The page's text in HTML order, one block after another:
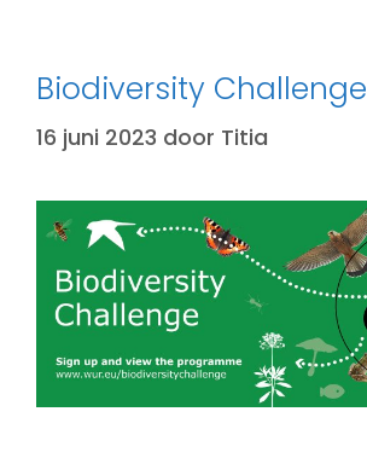
Biodiversity Challenge
16 juni 2023 door Titia